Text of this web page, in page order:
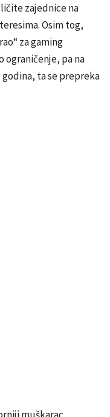
zajednice na
Osim tog,
za gaming
ograničenje, pa na
ta se prepreka